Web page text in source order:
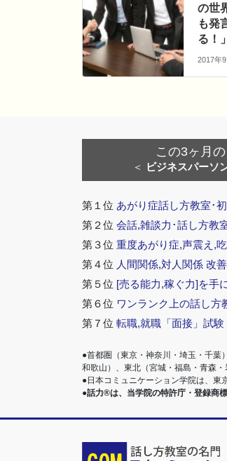
の世
も発
る！」
2017年
この3ヶ月
＜ ビジネスパーソ
第１位 あがり症話し方教室･
第２位 会話,雑談力･話し方教
第３位 重度あがり症,声震え,
第４位 人間関係,対人関係 改
第５位 [売る能力,稼ぐ力]を手
第６位 ワンランク上の話し方
第７位 転職,就職「面接」試
●首都圏（東京・神奈川・埼玉・千葉
和歌山）、東北（宮城・福島・青森
●日本コミュニケーション学院は、東
●話力®は、当学院の特許庁・登録商